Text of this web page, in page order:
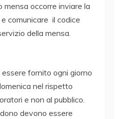
mensa occorre inviare la
comunicare il codice
della mensa
essere fornito ogni giorno
nel rispetto
e non al pubblico.
devono essere